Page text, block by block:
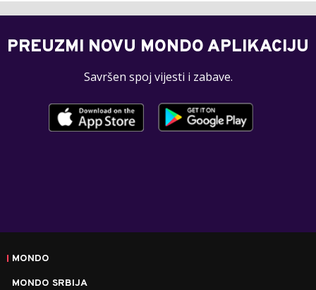
PREUZMI NOVU MONDO APLIKACIJU
Savršen spoj vijesti i zabave.
MONDO
MONDO SRBIJA